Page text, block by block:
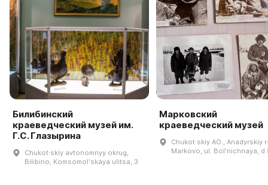
Билибинский
краеведческий музей им.
Г.С. Глазырина
Chukot·skiy avtonomnyy okrug,
Bilibino, Komsomolʹskaya ulitsa, 3
Марковский
краеведческий музей
Chukot·skiy AO., Anadyrskiy
Markovo, ul. Bolʹnichnaya, d